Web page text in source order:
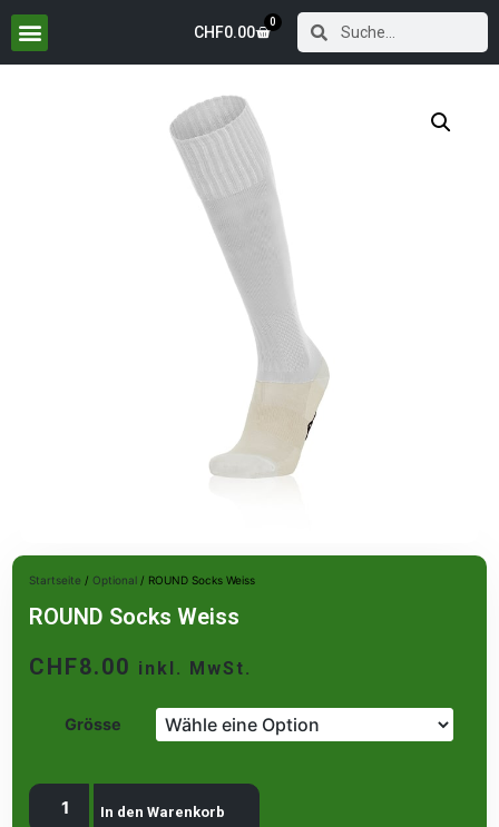
CHF0.00
0
Startseite / Optional / ROUND Socks Weiss
ROUND Socks Weiss
CHF8.00 inkl. MwSt.
Grösse
In den Warenkorb